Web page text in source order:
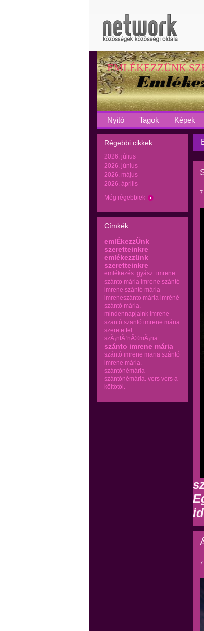
EMLÉKEZZÜNK
Nyitó Tagok Képek
Régebbi cikkek
2026. július
2026. június
2026. május
2026. április
Még régebbiek
Címkék
emlÉkezzÜnk
szeretteinkre
emlékezzünk
szeretteinkre
emlékezés. gyász. imrene
szánto mária imrene szántó
imrene szántó mária
imreneszánto mária imréné
szántó mária.
mindennapjaink imrene
szantó szantó imrene mária
szeretettel.
szÃ¡ntÃ³nÃ©mÃ¡ria.
szánto imrene mária
szántó imrene maria szántó
imrene mária.
szántónémária
szántónémária. vers vers a
költötől.
7
7